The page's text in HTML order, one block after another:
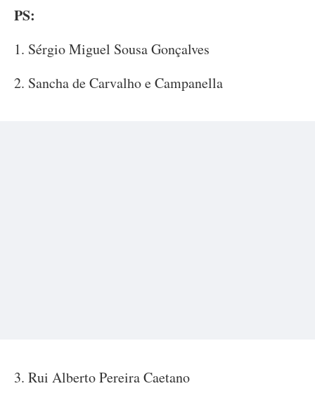
PS:
1. Sérgio Miguel Sousa Gonçalves
2. Sancha de Carvalho e Campanella
3. Rui Alberto Pereira Caetano